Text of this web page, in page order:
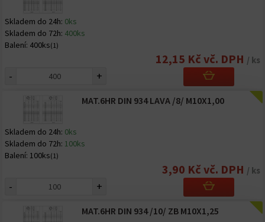
Skladem do 24h: 0ks
Skladem do 72h: 400ks
Balení: 400ks(1)
12,15 Kč vč. DPH / ks
- +
MAT.6HR DIN 934 LAVA /8/ M10X1,00
Skladem do 24h: 0ks
Skladem do 72h: 100ks
Balení: 100ks(1)
3,90 Kč vč. DPH / ks
- +
MAT.6HR DIN 934 /10/ ZB M10X1,25